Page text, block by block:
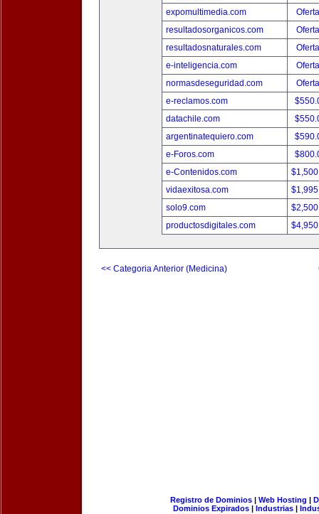
expomultimedia.com
resultadosorganicos.com
resultadosnaturales.com
e-inteligencia.com
normasdeseguridad.com
e-reclamos.com
datachile.com
argentinatequiero.com
e-Foros.com
e-Contenidos.com
vidaexitosa.com
solo9.com
productosdigitales.com
<< Categoria Anterior (Medicina)
Registro de Dominios| Web Hosting |
Dominios Expirados | Industrias |